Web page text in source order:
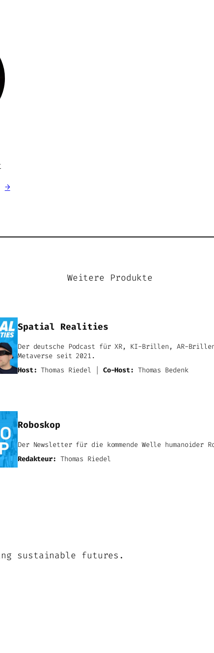
→
Weitere Produkte
Spatial Realities
Der deutsche Podcast für XR, KI-Brillen, AR-
Metaverse seit 2021.
Host: Thomas Riedel | Co-Host: Thomas Bedenk
Roboskop
Der Newsletter für die kommende Welle humanoider
Redakteur: Thomas Riedel
sustainable futures.